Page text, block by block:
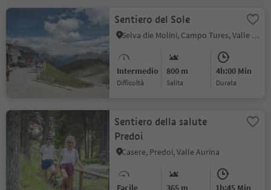
Sentiero del Sole
Selva die Molini, Campo Tures, Valle Aurina
Intermedio
Difficoltà
800 m
Salita
4h:00 Min
durata
Sentiero della salute
Predoi
Casere, Predoi, Valle Aurina
Facile 365 m 1h:45 Min